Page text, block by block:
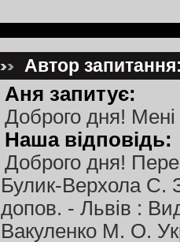
Автор
Аня запитує:
Доброго дня! Мені
Наша відповідь:
Доброго дня!
Булик-Верхола С.
допов. - Львів :
Вакуленко М. О.